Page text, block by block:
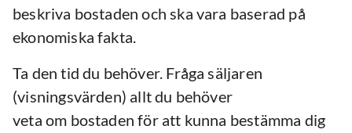
beskriva bostaden och ska vara baserad på
ekonomiska fakta.
Ta den tid du behöver. Fråga säljaren
(visningsvärden) allt du behöver
veta om bostaden för att kunna bestämma dig